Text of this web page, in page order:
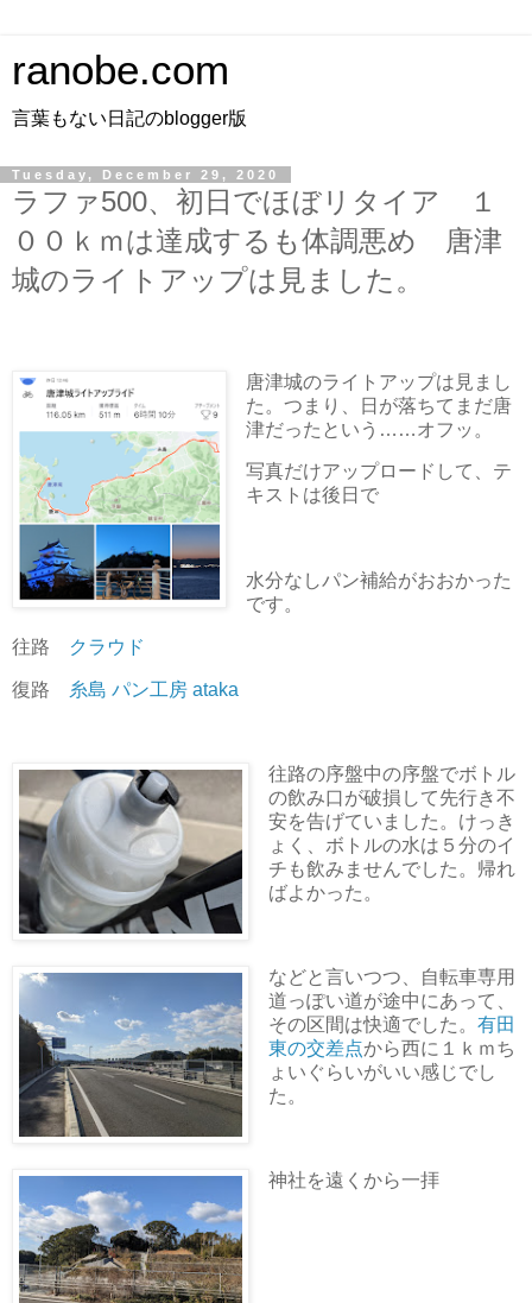
ranobe.com
言葉もない日記のblogger版
Tuesday, December 29, 2020
ラファ500、初日でほぼリタイア １
００ｋｍは達成するも体調悪め 唐津
城のライトアップは見ました。
唐津城のライトアップは見まし
た。つまり、日が落ちてまだ唐
津だったという……オフッ。
写真だけアップロードして、テ
キストは後日で
水分なしパン補給がおおかった
です。
往路 クラウド
復路 糸島 パン工房 ataka
往路の序盤中の序盤でボトル
の飲み口が破損して先行き不
安を告げていました。けっき
ょく、ボトルの水は５分のイ
チも飲みませんでした。帰れ
ばよかった。
などと言いつつ、自転車専用
道っぽい道が途中にあって、
その区間は快適でした。 有田
東の交差点から西に１ｋｍち
ょいぐらいがいい感じでし
た。
神社を遠くから一拝